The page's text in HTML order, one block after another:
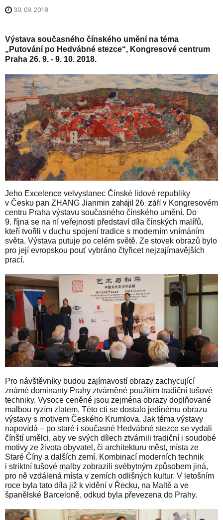
30. 09. 2018
Výstava současného čínského umění na téma
„Putování po Hedvábné stezce“, Kongresové centrum
Praha 26. 9. - 9. 10. 2018.
Jeho Excelence velvyslanec Čínské lidové republiky
v Česku pan ZHANG Jianmin zahájil 26. září v Kongresovém
centru Praha výstavu současného čínského umění. Do
9. října se na ní veřejnosti představí díla čínských malířů,
kteří tvořili v duchu spojení tradice s moderním vnímáním
světa. Výstava putuje po celém světě. Ze stovek obrazů bylo
pro její evropskou pouť vybráno čtyřicet nejzajímavějších
prací.
Pro návštěvníky budou zajímavostí obrazy zachycující
známé dominanty Prahy ztvárněné použitím tradiční tušové
techniky. Vysoce ceněné jsou zejména obrazy doplňované
malbou ryzím zlatem. Této cti se dostalo jedinému obrazu
výstavy s motivem Českého Krumlova. Jak téma výstavy
napovídá – po staré i současné Hedvábné stezce se vydali
čínští umělci, aby ve svých dílech ztvárnili tradiční i soudobé
motivy ze života obyvatel, či architekturu měst, místa ze
Staré Číny a dalších zemí. Kombinací moderních technik
i striktní tušové malby zobrazili svébytným způsobem jiná,
pro ně vzdálená místa v zemích odlišných kultur. V letošním
roce byla tato díla již k vidění v Řecku, na Maltě a ve
španělské Barceloně, odkud byla převezena do Prahy.